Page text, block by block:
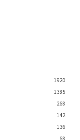
1920
1385
268
142
136
68